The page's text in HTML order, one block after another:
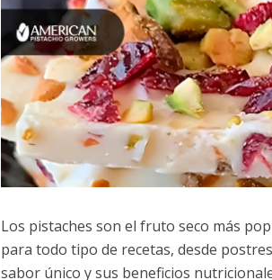
Los pistaches son el fruto seco más
para todo tipo de recetas, desde
sabor único y sus beneficios